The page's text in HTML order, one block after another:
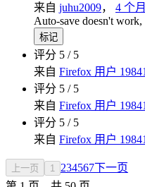
来自 juhu2009， 4 个
Auto-save doesn't work,
标记
评分 5 / 5
来自 Firefox 用户
评分 5 / 5
来自 Firefox 用户
评分 5 / 5
来自 Firefox 用户
上一页 1 234567下一页